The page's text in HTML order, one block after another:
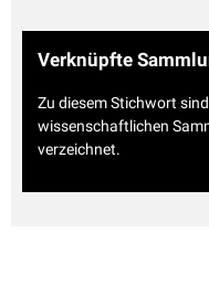
Verknüpfte
Zu diesem Stichwort
wissenschaftlichen
verzeichnet.